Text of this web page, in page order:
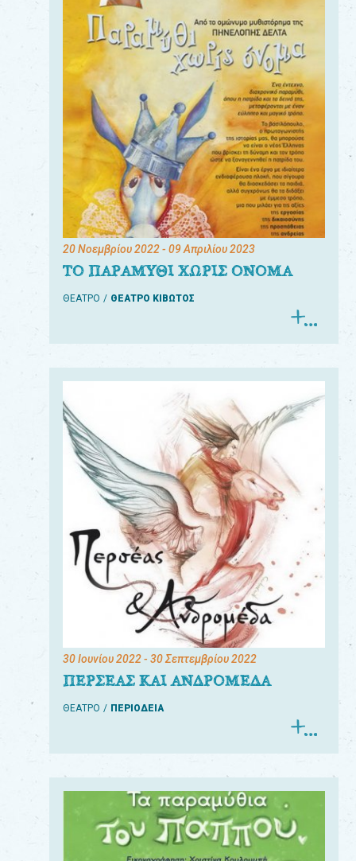
20 Νοεμβρίου 2022- 09 Απριλίου 2023
ΤΟ ΠΑΡΑΜΥΘΙ ΧΩΡΙΣ ΟΝΟΜΑ
ΘΕΑΤΡΟ ΘΕΑΤΡΟ ΚΙΒΩΤΟΣ
30 Ιουνίου 2022- 30 Σεπτεμβρίου 2022
ΠΕΡΣΕΑΣ ΚΑΙ ΑΝΔΡΟΜΕΔΑ
ΘΕΑΤΡΟ ΠΕΡΙΟΔΕΙΑ